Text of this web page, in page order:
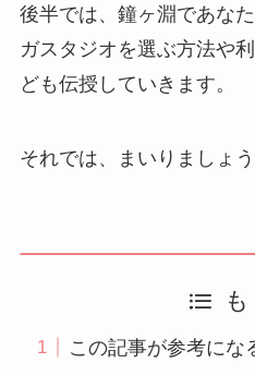
後半では、鐘ヶ淵であな
ガスタジオを選ぶ方法や
ども伝授していきます。
それでは、まいりましょう
この記事が参考にな